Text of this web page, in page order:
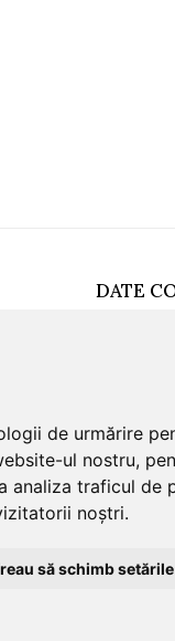
de urmărire
ul nostru,
analiza traficul de
noștri.
să schimb setările
DATE